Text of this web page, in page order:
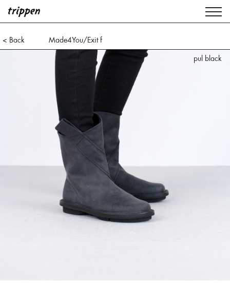
< Back
Made4You/Exit f
pul black